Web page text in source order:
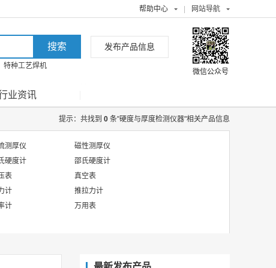
帮助中心 网站导航
特种工艺焊机
发布产品信息
微信公众号
业资讯
提示：共找到 0 条"硬度与厚度检测仪器"相关产品信息
测厚仪
磁性测厚仪
硬度计
邵氏硬度计
表
真空表
计
推拉力计
计
万用表